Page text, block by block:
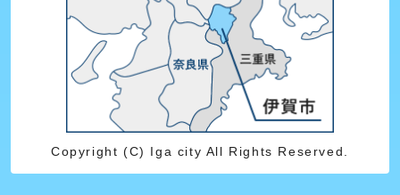
Copyright (C) Iga city All Rights Reserved.